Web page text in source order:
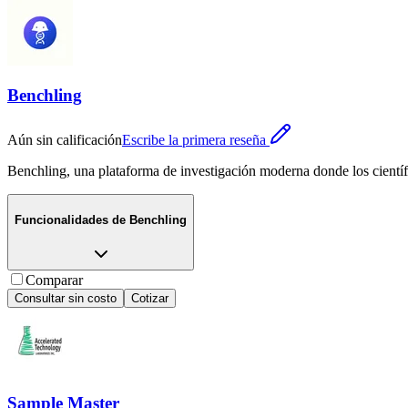
Benchling
Aún sin calificaciónEscribe la primera reseña
Benchling, una plataforma de investigación moderna donde los
Funcionalidades de Benchling
Comparar
Consultar sin costo Cotizar
Sample Master